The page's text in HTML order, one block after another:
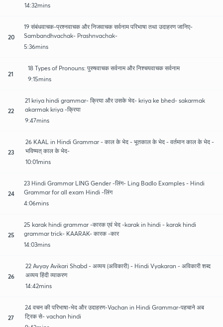
14:32mins
20
19 संबंधवाचक-प्रश्नवाचक और निजवाचक सर्वनाम परिभाषा तथा उदाहरण जानिए-
Sambandhvachak- Prashnvachak-
5:36mins
21
18 Types of Pronouns: पुरुषवाचक सर्वनाम और निश्चयवाचक सर्वनाम
9:15mins
22
21 kriya hindi grammar- क्रिया और उसके भेद- kriya ke bhed- sakarmak
akarmak kriya -क्रिया
9:47mins
23
26 KAAL in Hindi Grammar - काल के भेद - भूतकाल के भेद - वर्तमान काल के भेद -
भविष्यत् काल के भेद-
10:01mins
24
23 Hindi Grammar LING Gender -लिंग- Ling Badlo Examples - Hindi
Grammar for all exam Hindi -लिंग
4:06mins
25
25 karak hindi grammar -कारक एवं भेद -karak in hindi - karak hindi
grammar trick- KAARAK- कारक -कार
14:03mins
26
22 Avyay Avikari Shabd - अव्यय (अविकारी) - Hindi Vyakaran - अविकारी शब्द
अव्यय हिंदी व्याकरण
14:42mins
27
24 वचन की परिभाषा-भेद और उदाहरण-Vachan in Hindi Grammar-पहचाने अब
ट्रिक से- vachan hindi